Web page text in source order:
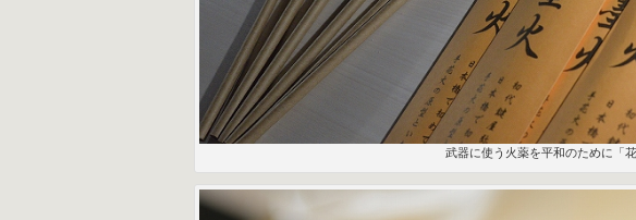
武器に使う火薬を平和のために「花